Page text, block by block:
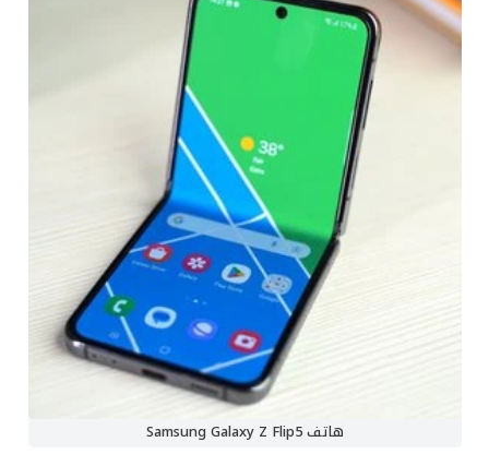
هاتف Samsung Galaxy Z Flip5